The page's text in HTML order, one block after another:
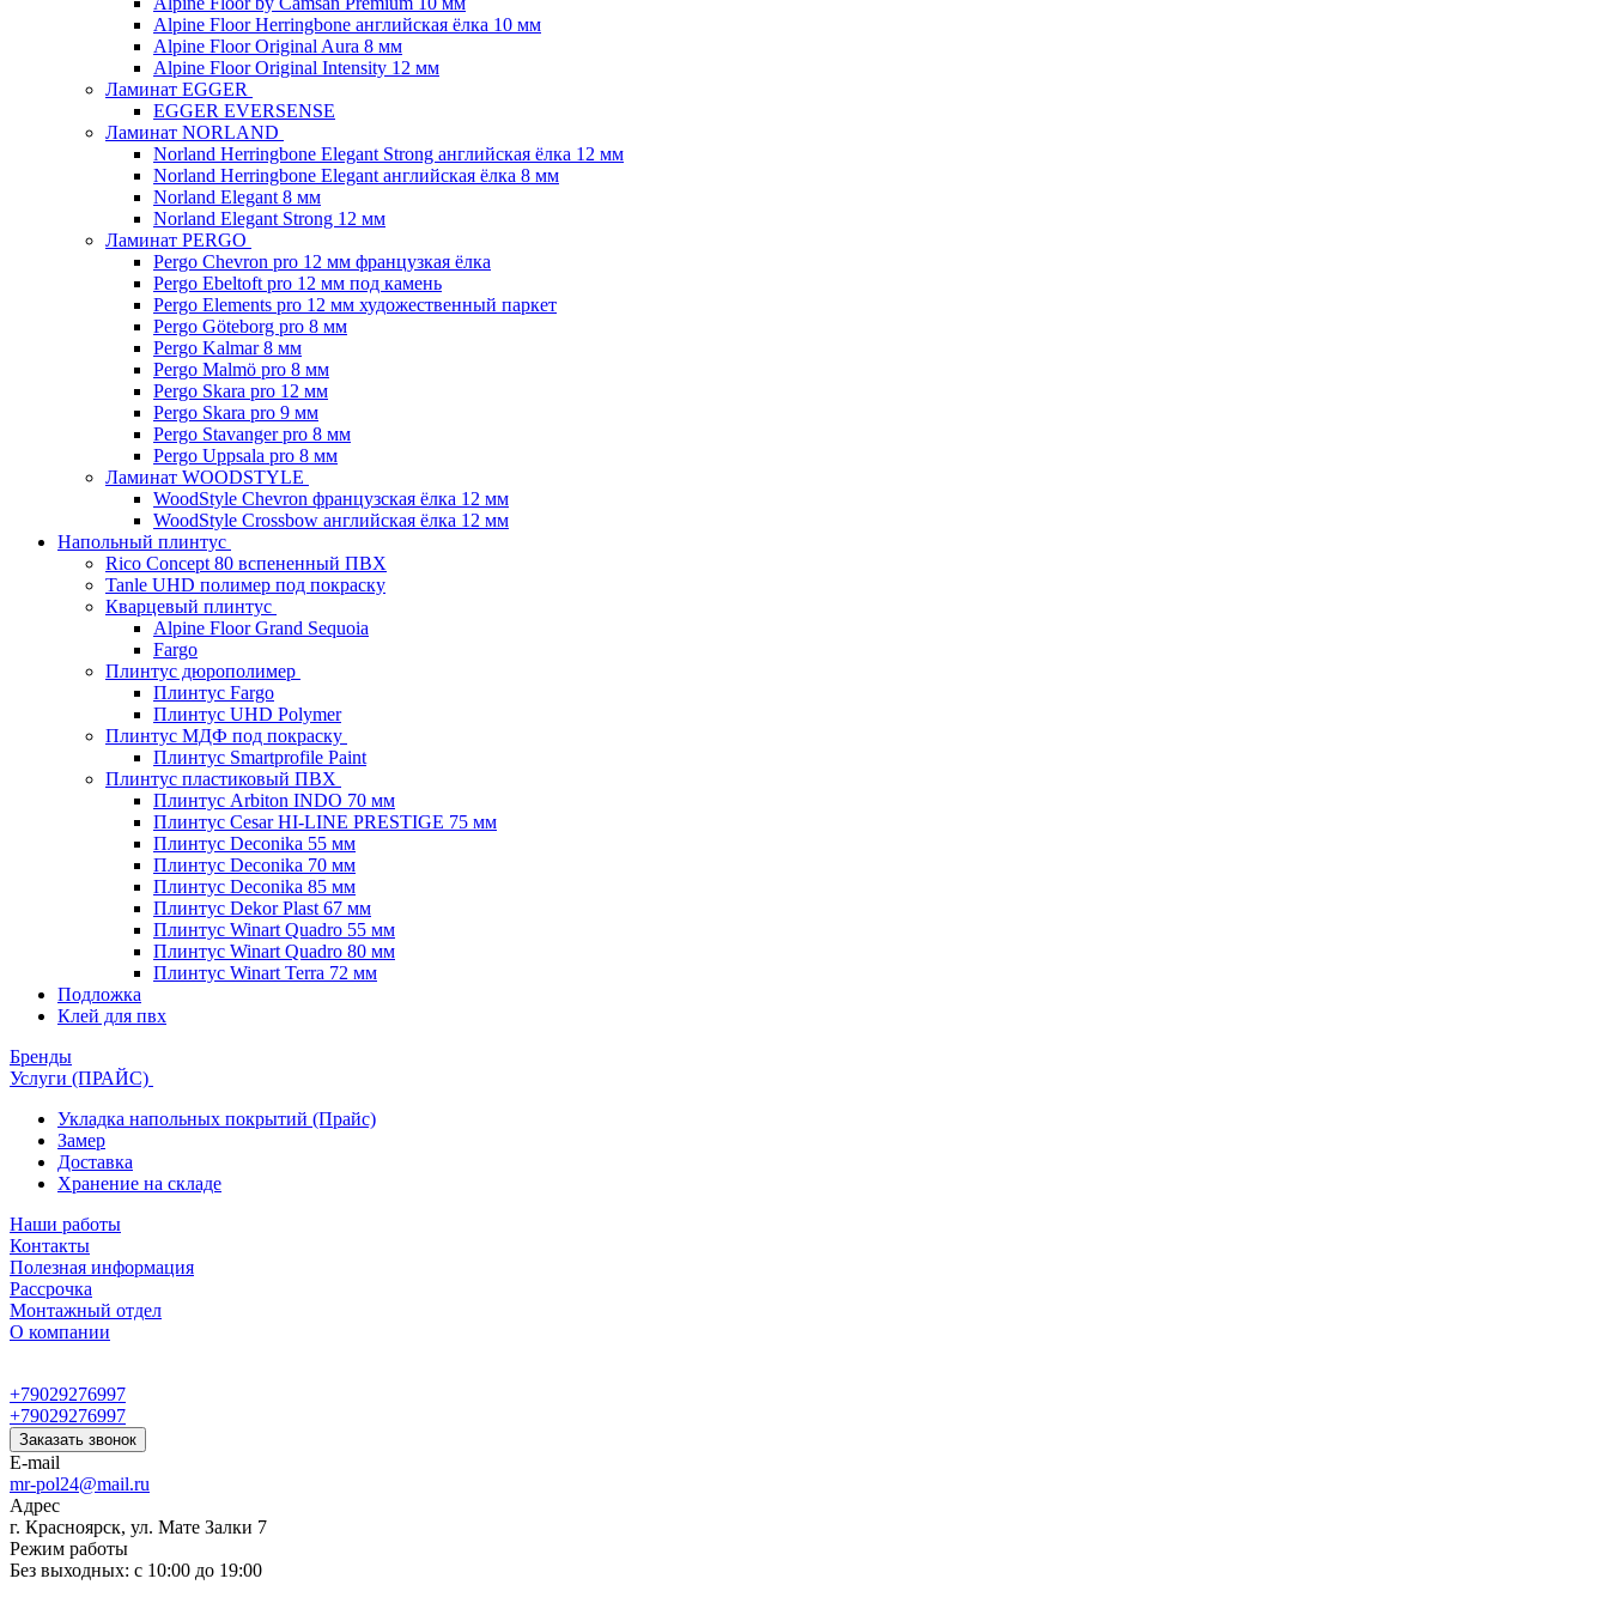
Alpine Floor Herringbone английская ёлка 10 мм
Alpine Floor Original Aura 8 мм
Alpine Floor Original Intensity 12 мм
Ламинат EGGER
EGGER EVERSENSE
Ламинат NORLAND
Norland Herringbone Elegant Strong английская ёлка 12 мм
Norland Herringbone Elegant английская ёлка 8 мм
Norland Elegant 8 мм
Norland Elegant Strong 12 мм
Ламинат PERGO
Pergo Chevron pro 12 мм французкая ёлка
Pergo Ebeltoft pro 12 мм под камень
Pergo Elements pro 12 мм художественный паркет
Pergo Göteborg pro 8 мм
Pergo Kalmar 8 мм
Pergo Malmö pro 8 мм
Pergo Skara pro 12 мм
Pergo Skara pro 9 мм
Pergo Stavanger pro 8 мм
Pergo Uppsala pro 8 мм
Ламинат WOODSTYLE
WoodStyle Chevron французская ёлка 12 мм
WoodStyle Crossbow английская ёлка 12 мм
Напольный плинтус
Rico Concept 80 вспененный ПВХ
Tanle UHD полимер под покраску
Кварцевый плинтус
Alpine Floor Grand Sequoia
Fargo
Плинтус дюрополимер
Плинтус Fargo
Плинтус UHD Polymer
Плинтус МДФ под покраску
Плинтус Smartprofile Paint
Плинтус пластиковый ПВХ
Плинтус Arbiton INDO 70 мм
Плинтус Cesar HI-LINE PRESTIGE 75 мм
Плинтус Deconika 55 мм
Плинтус Deconika 70 мм
Плинтус Deconika 85 мм
Плинтус Dekor Plast 67 мм
Плинтус Winart Quadro 55 мм
Плинтус Winart Quadro 80 мм
Плинтус Winart Terra 72 мм
Подложка
Клей для пвх
Бренды
Услуги (ПРАЙС)
Укладка напольных покрытий (Прайс)
Замер
Доставка
Хранение на складе
Наши работы
Контакты
Полезная информация
Рассрочка
Монтажный отдел
О компании
+79029276997
+79029276997
Заказать звонок
E-mail
mr-pol24@mail.ru
Адрес
г. Красноярск, ул. Мате Залки 7
Режим работы
Без выходных: с 10:00 до 19:00